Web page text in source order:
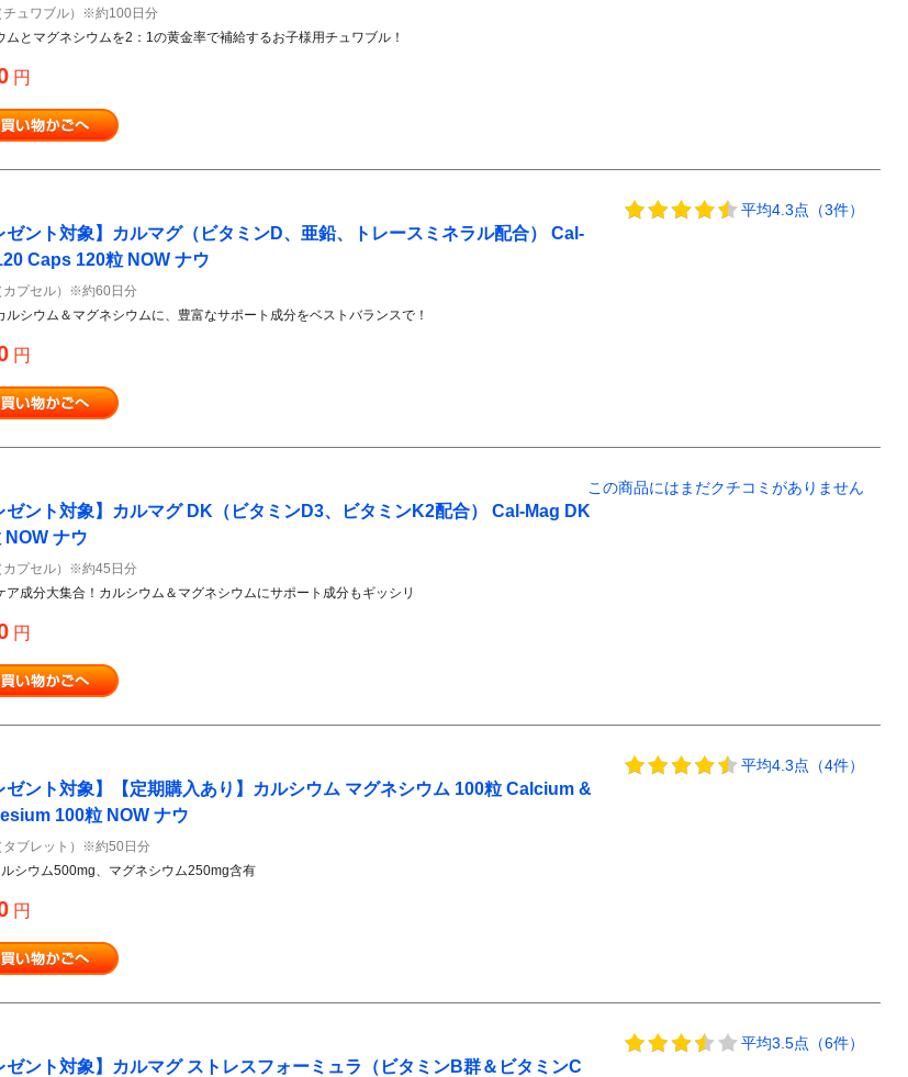
チュワブル）※約100日分
ムとマグネシウムを2：1の黄金率で補給するお子様用チュワブル！
円
平均4.3点（3件）
ゼント対象】カルマグ（ビタミンD、亜鉛、トレースミネラル配合） Cal-
Caps 120粒 NOW ナウ
カプセル）※約60日分
ルシウム＆マグネシウムに、豊富なサポート成分をベストバランスで！
円
この商品にはまだクチコミがありません
ゼント対象】カルマグ DK（ビタミンD3、ビタミンK2配合） Cal-Mag DK
NOW ナウ
カプセル）※約45日分
ア成分大集合！カルシウム＆マグネシウムにサポート成分もギッシリ
円
平均4.3点（4件）
ゼント対象】【定期購入あり】カルシウム マグネシウム 100粒 Calcium &
100粒 NOW ナウ
タブレット）※約50日分
シウム500mg、マグネシウム250mg含有
円
平均3.5点（6件）
ゼント対象】カルマグ ストレスフォーミュラ（ビタミンB群＆ビタミンC